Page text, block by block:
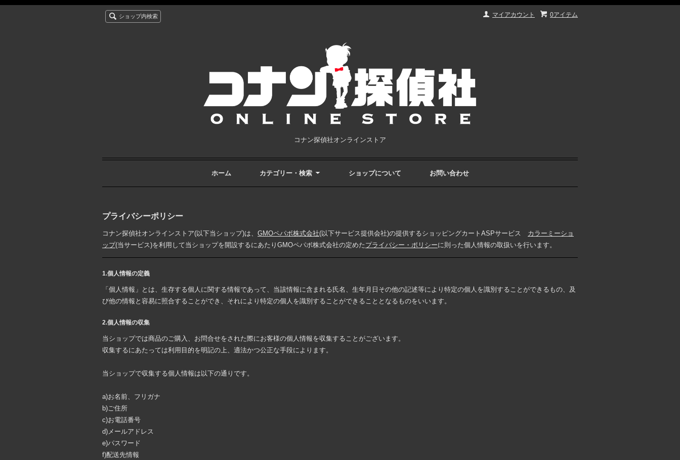
0アイテム
マイアカウント
ショップ内検索
コナン探偵社オンラインストア
ホーム カテゴリー・検索 ショップについて お問い合わせ
プライバシーポリシー
コナン探偵社オンラインストア(以下当ショップ)は、 GMOペパボ株式会社(以下サービス提供会社)の提供するショッピングカートASPサービス カラーミーショ
ップ(当サービス)を利用して当ショップを開設するにあたりGMOペパボ株式会社の定めたプライバシー・ポリシーに則った個人情報の取扱いを行います。
1.個人情報の定義
「個人情報」とは、生存する個人に関する情報であって、当該情報に含まれる氏名、生年月日その他の記述等により特定の個人を識別することができるもの、及
び他の情報と容易に照合することができ、それにより特定の個人を識別することができることとなるものをいいます。
2.個人情報の収集
当ショップでは商品のご購入、お問合せをされた際にお客様の個人情報を収集することがございます。
収集するにあたっては利用目的を明記の上、適法かつ公正な手段によります。
当ショップで収集する個人情報は以下の通りです。
a)お名前、フリガナ
b)ご住所
c)お電話番号
d)メールアドレス
e)パスワード
f)配送先情報